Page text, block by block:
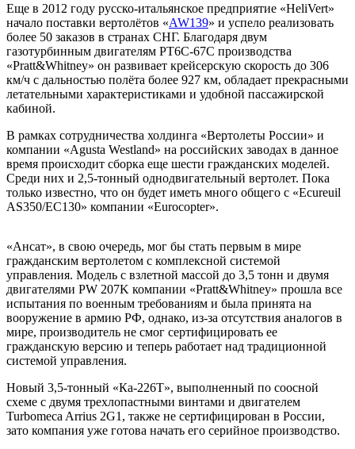
Еще в 2012 году русско-итальянское предприятие «HeliVert»
начало поставки вертолётов «AW139» и успело реализовать
более 50 заказов в странах СНГ. Благодаря двум
газотурбинным двигателям PT6C-67C производства
«Pratt&Whitney» он развивает крейсерскую скорость до 306
км/ч с дальностью полёта более 927 км, обладает прекрасными
летательными характеристиками и удобной пассажирской
кабиной.
В рамках сотрудничества холдинга «Вертолеты России» и
компании «Agusta Westland» на российских заводах в данное
время происходит сборка еще шести гражданских моделей.
Среди них и 2,5-тонный однодвигательный вертолет. Пока
только известно, что он будет иметь много общего с «Ecureuil
AS350/EC130» компании «Eurocopter».
«Ансат», в свою очередь, мог бы стать первым в мире
гражданским вертолетом с комплексной системой
управления. Модель с взлетной массой до 3,5 тонн и двумя
двигателями PW 207K компании «Pratt&Whitney» прошла все
испытания по военным требованиям и была принята на
вооружение в армию РФ, однако, из-за отсутствия аналогов в
мире, производитель не смог сертифицировать ее
гражданскую версию и теперь работает над традиционной
системой управления.
Новый 3,5-тонный «Ка-226Т», выполненный по соосной
схеме с двумя трехлопастными винтами и двигателем
Turbomeca Arrius 2G1, также не сертифицирован в России,
зато компания уже готова начать его серийное производство.